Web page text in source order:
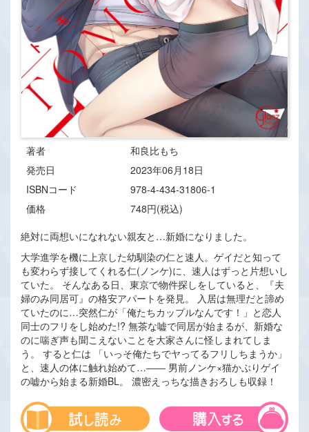
著者
和良比もち
発売日
2023年06月18日
ISBNコード
978-4-434-31806-1
価格
748円(税込)
絶対に両想いになれない親友と…新婚になりました。
大学進学を機に上京した幼馴染の仁と速人。ゲイだと知って
も変わらず接してくれる仁(ノンケ)に、速人はずっと片想いし
ていた。 そんなある日、東京で物件探しをしていると、『夫
婦のみ同居可』の格安アパートを発見。 入居は無理だと諦め
ていたのに…突然仁が「俺たちカップルなんです！」と恋人
同士のフリをし始めた!? 無茶な嘘で同居が始まるが、新婚な
のに喘ぎ声も聞こえないことを大家さんに怪しまれてしま
う。 すると仁は 「いっそ俺たちでヤってるフリしちまうか」
と、速人の体に触れ始めて…―― 男前ノンケ×猫かぶりゲイ
の嘘から始まる新婚BL。 濃密えっちな描きおろしも収録！